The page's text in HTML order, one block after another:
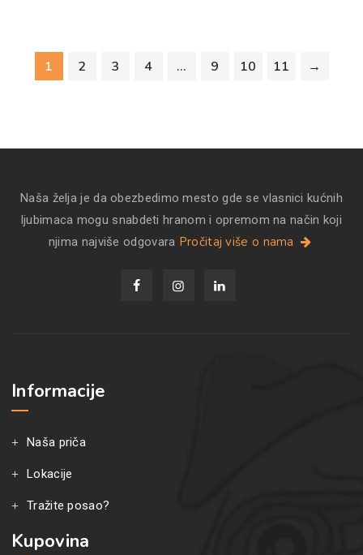
1 2 3 4 … 9 10 11 →
Naša želja je da obezbedimo mesto gde se vlasnici kućnih
ljubimaca mogu snabdeti hranom i opremom na način koji
njima najviše odgovara Pročitaj više o nama
Informacije
Naša priča
Lokacije
Tražite posao?
Kupovina